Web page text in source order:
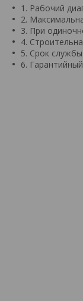
1. Рабочий
2.
3. При
4.
5. Срок
6.